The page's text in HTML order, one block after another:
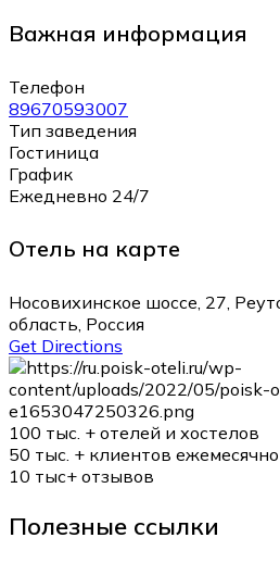
Важная информация
Телефон
89670593007
Тип заведения
Гостиница
График
Ежедневно 24/7
Отель на карте
Носовихинское шоссе, 27,
область, Россия
Get Directions
100 тыс. + отелей и хостелов
50 тыс. + клиентов ежемесячно
10 тыс+ отзывов
Полезные ссылки